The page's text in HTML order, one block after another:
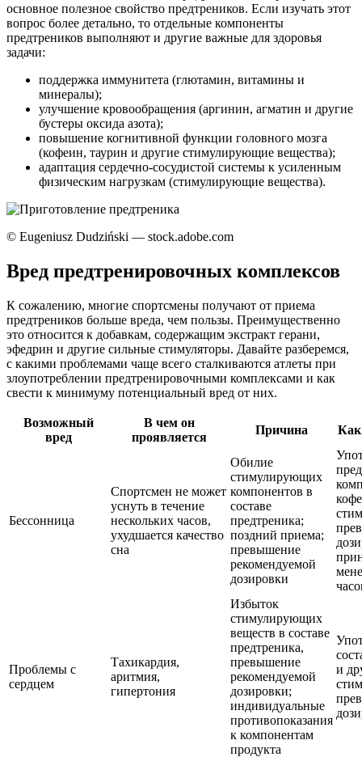
основное полезное свойство предтреников. Если изучать этот
вопрос более детально, то отдельные компоненты
предтреников выполняют и другие важные для здоровья
задачи:
поддержка иммунитета (глютамин, витамины и
минералы);
улучшение кровообращения (аргинин, агматин и другие
бустеры оксида азота);
повышение когнитивной функции головного мозга
(кофеин, таурин и другие стимулирующие вещества);
адаптация сердечно-сосудистой системы к усиленным
физическим нагрузкам (стимулирующие вещества).
© Eugeniusz Dudziński — stock.adobe.com
Вред предтренировочных комплексов
К сожалению, многие спортсмены получают от приема
предтреников больше вреда, чем пользы. Преимущественно
это относится к добавкам, содержащим экстракт герани,
эфедрин и другие сильные стимуляторы. Давайте разберемся,
с какими проблемами чаще всего сталкиваются атлеты при
злоупотреблении предтренировочными комплексами и как
свести к минимуму потенциальный вред от них.
Возможный
вред
В чем он
проявляется
Причина Как
Бессонница
Спортсмен не может
уснуть в течение
нескольких часов,
ухудшается качество
сна
Обилие
стимулирующих
компонентов в
составе
предтреника;
поздний приема;
превышение
рекомендуемой
дозировки
Проблемы с
сердцем
Тахикардия,
аритмия,
гипертония
Избыток
стимулирующих
веществ в составе
предтреника,
превышение
рекомендуемой
дозировки;
индивидуальные
противопоказания
к компонентам
продукта
и